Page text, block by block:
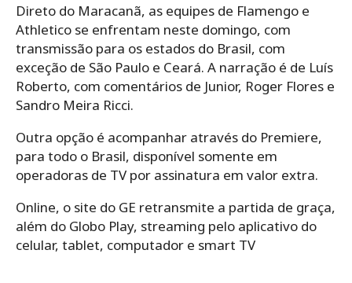
Direto do Maracanã, as equipes de Flamengo e
Athletico se enfrentam neste domingo, com
transmissão para os estados do Brasil, com
exceção de São Paulo e Ceará. A narração é de Luís
Roberto, com comentários de Junior, Roger Flores e
Sandro Meira Ricci.
Outra opção é acompanhar através do Premiere,
para todo o Brasil, disponível somente em
operadoras de TV por assinatura em valor extra.
Online, o site do GE retransmite a partida de graça,
além do Globo Play, streaming pelo aplicativo do
celular, tablet, computador e smart TV